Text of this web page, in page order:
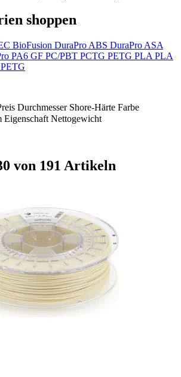
shoppen
BioFusion DuraPro ABS DuraPro ASA
PA6 GF PC/PBT PCTG PETG PLA PLA
Durchmesser Shore-Härte Farbe
Eigenschaft Nettogewicht
von 191 Artikeln